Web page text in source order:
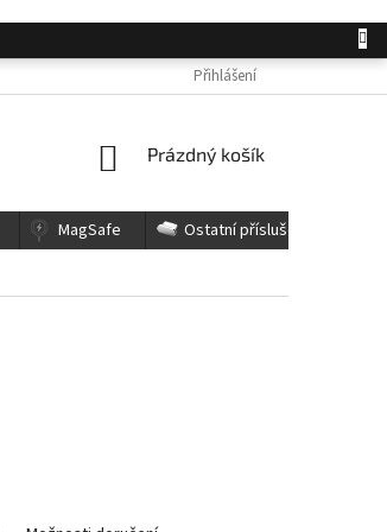
KONTAKTY
Přihlášení
NÁKUPNÍ
Prázdný košík
MagSafe
Ostatní příslušenství